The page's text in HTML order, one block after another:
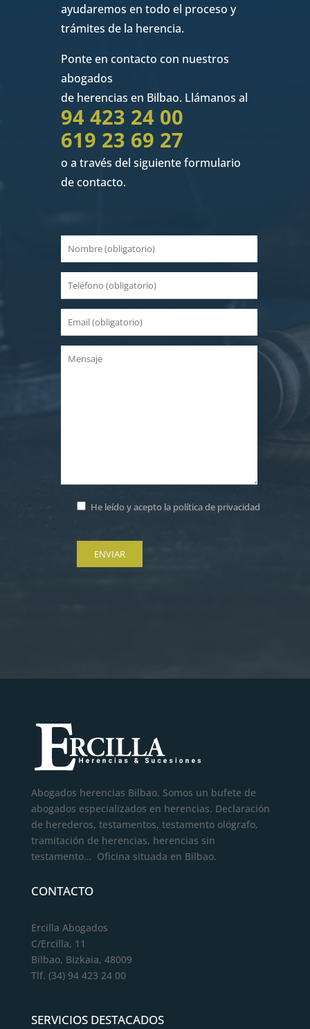
ayudaremos en todo el proceso y
trámites de la herencia.
Ponte en contacto con nuestros
abogados
de herencias en Bilbao. Llámanos al
94 423 24 00
619 23 69 27
o a través del siguiente formulario
de contacto.
He leído y acepto la política de privacidad
Abogados herencias Bilbao. Somos un bufete de
abogados especializados en herencias. Declaración
de herederos, testamentos, testamento ológrafo,
tramitación de herencias, herencias sin
testamento… Oficina situada en Bilbao.
CONTACTO
Ercilla Abogados
C/Ercilla, 11
Bilbao, Bizkaia, 48009
Tlf. (34) 94 423 24 00
SERVICIOS DESTACADOS